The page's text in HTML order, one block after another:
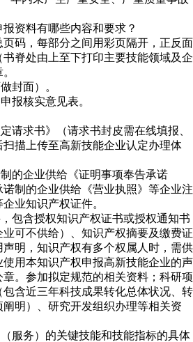
资料有哪些内容和要求？
，每部分之间用彩页隔开，正反面
脊处由上至下打印主要技能领域及企
封面）。
核实意见表。
求书》（请求书封皮需在线填报、
描上传至高新技能企业认定办理体
企业供给《证明事项奉告承诺
制的企业供给《营业执照》等企业注
业知识产权证件。
含授权知识产权证书或授权通知书
业可不供给）、知识产权摘要及缴费证
明，知识产权有多个权属人时，需供
用本知识产权申报高新技能企业的声
。参加拟定规范的相关资料；科研项
包含近三年科技成果转化总体状况、转
明）、研究开发组织办理等相关资
务）的关键技能和技能指标的具体